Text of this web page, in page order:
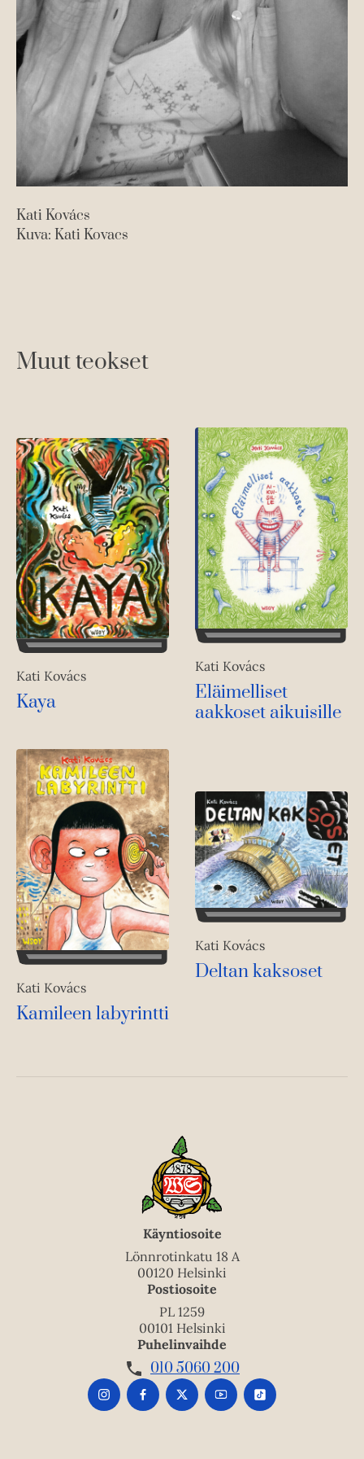
Kati Kovács
Kuva: Kati Kovacs
Muut teokset
Kati Kovács
Kaya
Kati Kovács
Eläimelliset
aakkoset aikuisille
Kati Kovács
Kamileen labyrintti
Kati Kovács
Deltan kaksoset
Käyntiosoite
Lönnrotinkatu 18 A
00120 Helsinki
Postiosoite
PL 1259
00101 Helsinki
Puhelinvaihde
010 5060 200